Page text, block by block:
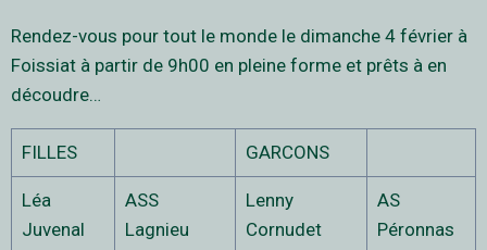
Rendez-vous pour tout le monde le dimanche 4 février à
Foissiat à partir de 9h00 en pleine forme et prêts à en
découdre…
FILLES GARCONS
Léa
Juvenal
ASS
Lagnieu
Lenny
Cornudet
AS
Péronnas